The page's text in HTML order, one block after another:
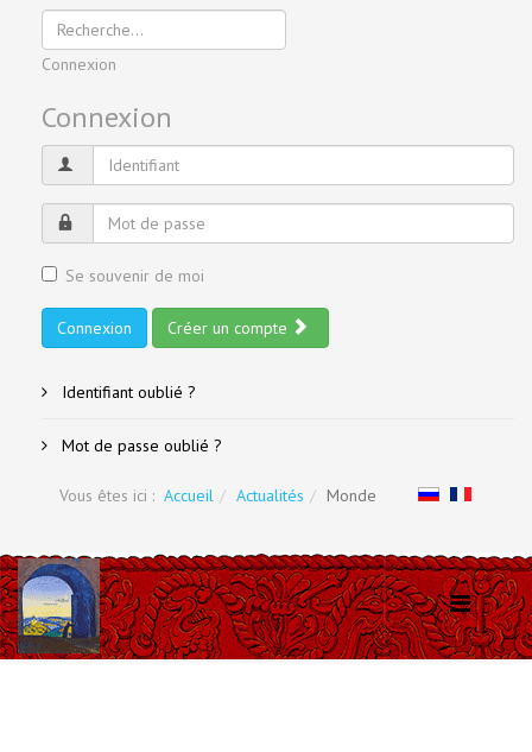
Connexion
Connexion
Se souvenir de moi
Connexion Créer un compte
Identifiant oublié ?
Mot de passe oublié ?
Vous êtes ici : Accueil Actualités Monde